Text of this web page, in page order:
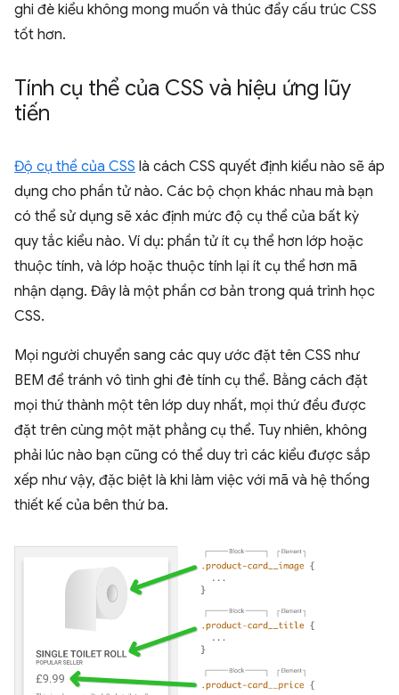
ghi đè kiểu không mong muốn và thúc đẩy cấu trúc CSS
tốt hơn.
Tính cụ thể của CSS và hiệu ứng lũy
tiến
Độ cụ thể của CSS là cách CSS quyết định kiểu nào sẽ áp
dụng cho phần tử nào. Các bộ chọn khác nhau mà bạn
có thể sử dụng sẽ xác định mức độ cụ thể của bất kỳ
quy tắc kiểu nào. Ví dụ: phần tử ít cụ thể hơn lớp hoặc
thuộc tính, và lớp hoặc thuộc tính lại ít cụ thể hơn mã
nhận dạng. Đây là một phần cơ bản trong quá trình học
CSS.
Mọi người chuyển sang các quy ước đặt tên CSS như
BEM để tránh vô tình ghi đè tính cụ thể. Bằng cách đặt
mọi thứ thành một tên lớp duy nhất, mọi thứ đều được
đặt trên cùng một mặt phẳng cụ thể. Tuy nhiên, không
phải lúc nào bạn cũng có thể duy trì các kiểu được sắp
xếp như vậy, đặc biệt là khi làm việc với mã và hệ thống
thiết kế của bên thứ ba.